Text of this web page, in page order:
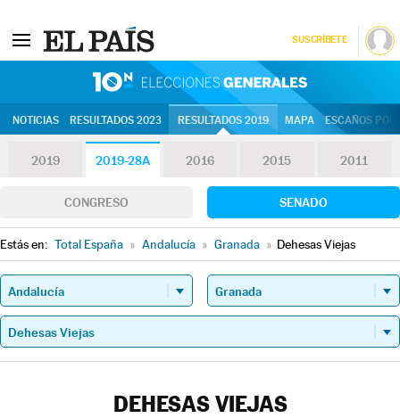
SUSCRÍBETE
NOTICIAS RESULTADOS 2023 RESULTADOS 2019 MAPA ESCAÑOS
2019 2019-28A 2016 2015 2011
CONGRESO SENADO
Estás en: Total España » Andalucía » Granada » Dehesas Viejas
DEHESAS VIEJAS